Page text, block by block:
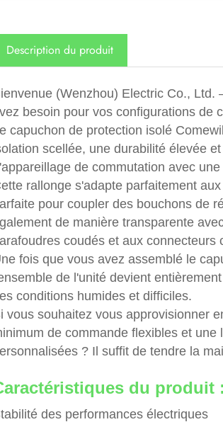
Description du produit
(Wenzhou) Electric Co.,
besoin pour vos configurations de
capuchon de protection isolé
scellée, une durabilité élevée
de commutation avec
rallonge s'adapte parfaitement
pour coupler des bouchons de
de manière transparente
coudés et aux connecteurs
fois que vous avez assemblé le
de l'unité devient
conditions humides et difficiles.
vous souhaitez vous approvisionner
de commande flexibles et
? Il suffit de tendre la
du produit :
des performances électriques